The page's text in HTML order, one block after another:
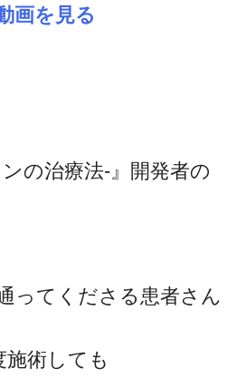
画を見る
の治療法-』開発者の
ってくださる患者さん
施術しても